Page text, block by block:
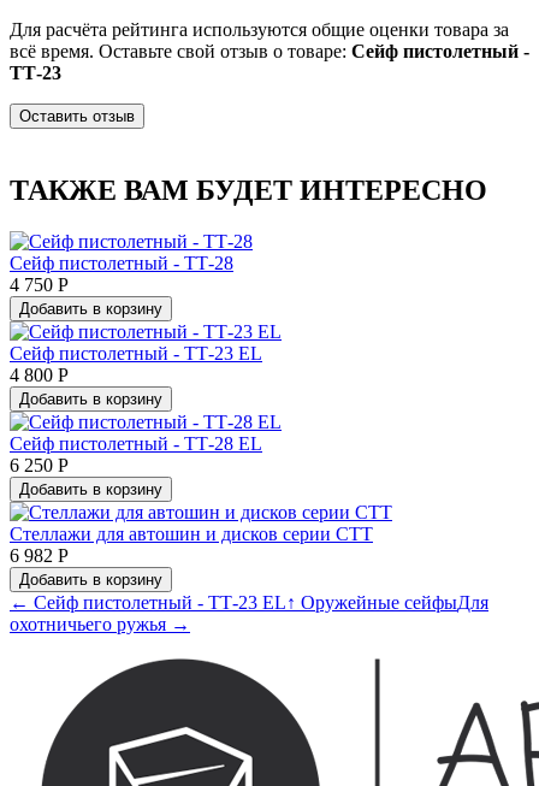
Для расчёта рейтинга используются общие оценки товара за
всё время. Оставьте свой отзыв о товаре: Сейф пистолетный -
ТТ-23
Оставить отзыв
ТАКЖЕ ВАМ БУДЕТ ИНТЕРЕСНО
Сейф пистолетный - ТТ-28
4 750 Р
Добавить в корзину
Сейф пистолетный - ТТ-23 EL
4 800 Р
Добавить в корзину
Сейф пистолетный - ТТ-28 EL
6 250 Р
Добавить в корзину
Стеллажи для автошин и дисков серии СТТ
6 982 Р
Добавить в корзину
← Сейф пистолетный - ТТ-23 EL↑ Оружейные сейфыДля
охотничьего ружья →